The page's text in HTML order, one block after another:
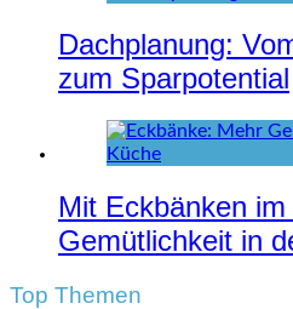
Dachplanung:
zum Sparpotential
Mit Eckbänken
Gemütlichkeit in
Top Themen